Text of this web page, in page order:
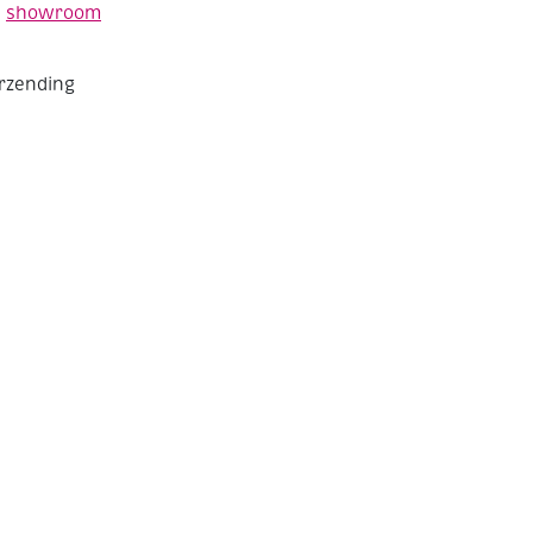
showroom